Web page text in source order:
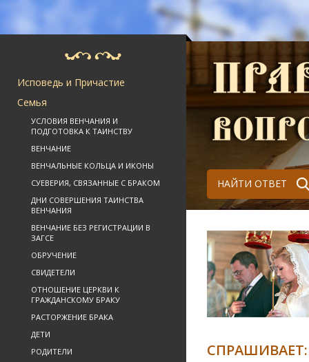
Исповедь и Причастие
Семья
УСЛОВИЯ ВЕНЧАНИЯ И
ПОДГОТОВКА К ТАИНСТВУ
ВЕНЧАНИЕ
ВЕНЧАЛЬНЫЕ КОЛЬЦА И ИКОНЫ
СУЕВЕРИЯ, СВЯЗАННЫЕ С БРАКОМ
ДНИ СОВЕРШЕНИЯ ТАИНСТВА
ВЕНЧАНИЯ
ВЕНЧАНИЕ БЕЗ РЕГИСТРАЦИИ В
ЗАГСЕ
ОБРУЧЕНИЕ
СВИДЕТЕЛИ
ОТНОШЕНИЕ ЦЕРКВИ К
ГРАЖДАНСКОМУ БРАКУ
РАСТОРЖЕНИЕ БРАКА
ДЕТИ
РОДИТЕЛИ
НАЙТИ ОТВЕТ
СПРАШИВАЕТ: